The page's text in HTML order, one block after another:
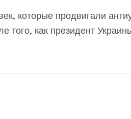
того, как президент